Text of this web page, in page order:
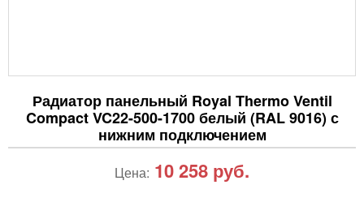
Радиатор панельный Royal Thermo Ventil
Compact VC22-500-1700 белый (RAL 9016) с
нижним подключением
Цена: 10 258 руб.